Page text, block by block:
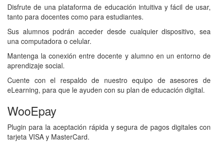
AULAS
VIRTUALES
Disfrute de una plataforma de educación intuitiva y fácil de usar,
tanto para docentes como para estudiantes.
Sus alumnos podrán acceder desde cualquier dispositivo, sea
una computadora o celular.
Mantenga la conexión entre docente y alumno en un entorno de
aprendizaje social.
Cuente con el respaldo de nuestro equipo de asesores de
eLearning, para que le ayuden con su plan de educación digital.
Go
to
WooEpay
WooEpay
Plugin para la aceptación rápida y segura de pagos digitales con
tarjeta VISA y MasterCard.